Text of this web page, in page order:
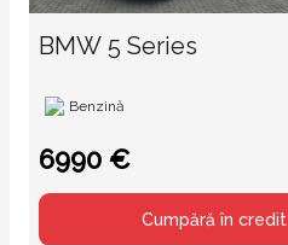
BMW 5 Series
Benzină
6990 €
Cumpără în credit